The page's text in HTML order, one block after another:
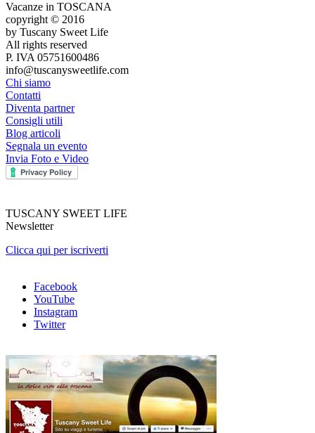
Vacanze in TOSCANA
copyright © 2016
by Tuscany Sweet Life
All rights reserved
P. IVA 05751600486
info@tuscanysweetlife.com
Chi siamo
Contatti
Diventa partner
Consigli utili
Blog articoli
Segnala un evento
Invia Foto e Video
TUSCANY SWEET LIFE
Newsletter
Clicca qui per iscriverti
Facebook
YouTube
Instagram
Twitter